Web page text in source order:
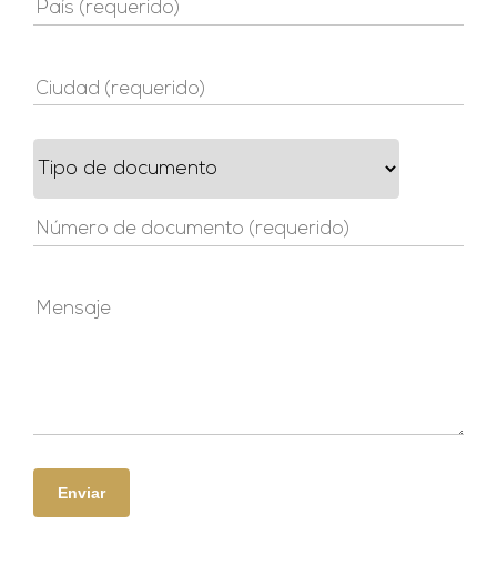
País (requerido)
Ciudad (requerido)
Número de documento (requerido)
Mensaje
Enviar